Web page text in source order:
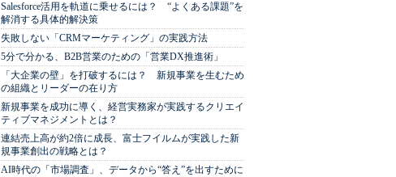
Salesforce活用を軌道に乗せるには？ “よくある課題”を
解消する具体的解決策
失敗しない「CRMマーケティング」の実践方法
5分で分かる、B2B営業のための「営業DX推進術」
「大企業の壁」を打破するには？ 新規事業を生むため
の組織とリーダーの在り方
新規事業を成功に導く、経営実務家が実践するクリエイ
ティブマネジメントとは？
連結売上高が約2倍に成長、富士フイルムが実践した新
規事業創出の戦略とは？
AI時代の「市場調査」、データから“答え”を出すために